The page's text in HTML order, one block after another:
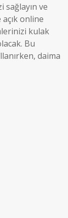
ve
online
kulak
Bu
daima